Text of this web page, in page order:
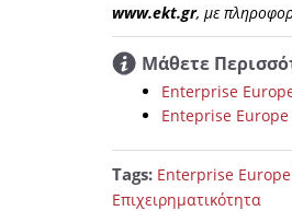
www.ekt.gr, με
Μάθετε
Enterprise
Enteprise
Tags: Enterprise
Επιχειρηματικότητα